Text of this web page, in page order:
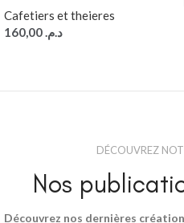
Cafetiers et theieres
د.م.
DÉCOUVREZ
Nos
Découvrez nos dernières